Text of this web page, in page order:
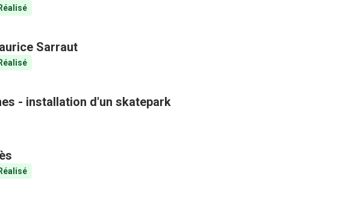
Réalisé
Sarraut
Réalisé
- installation d'un skatepark
Réalisé